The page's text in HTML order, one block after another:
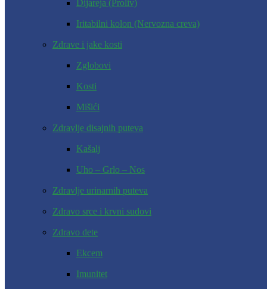
Dijareja (Proliv)
Iritabilni kolon (Nervozna creva)
Zdrave i jake kosti
Zglobovi
Kosti
Mišići
Zdravlje disajnih puteva
Kašalj
Uho – Grlo – Nos
Zdravlje urinarnih puteva
Zdravo srce i krvni sudovi
Zdravo dete
Ekcem
Imunitet